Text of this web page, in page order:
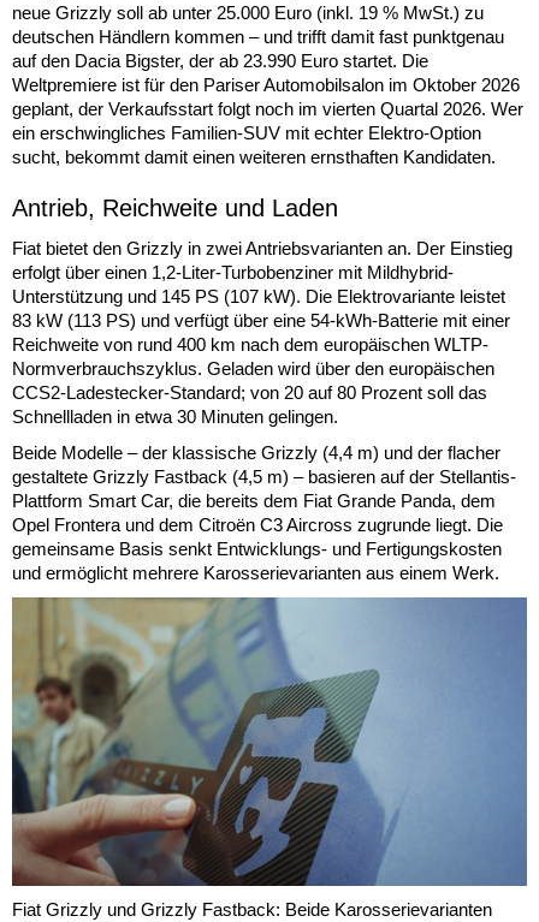
neue Grizzly soll ab unter 25.000 Euro (inkl. 19 % MwSt.) zu
deutschen Händlern kommen – und trifft damit fast punktgenau
auf den Dacia Bigster, der ab 23.990 Euro startet. Die
Weltpremiere ist für den Pariser Automobilsalon im Oktober 2026
geplant, der Verkaufsstart folgt noch im vierten Quartal 2026. Wer
ein erschwingliches Familien-SUV mit echter Elektro-Option
sucht, bekommt damit einen weiteren ernsthaften Kandidaten.
Antrieb, Reichweite und Laden
Fiat bietet den Grizzly in zwei Antriebsvarianten an. Der Einstieg
erfolgt über einen 1,2-Liter-Turbobenziner mit Mildhybrid-
Unterstützung und 145 PS (107 kW). Die Elektrovariante leistet
83 kW (113 PS) und verfügt über eine 54-kWh-Batterie mit einer
Reichweite von rund 400 km nach dem europäischen WLTP-
Normverbrauchszyklus. Geladen wird über den europäischen
CCS2-Ladestecker-Standard; von 20 auf 80 Prozent soll das
Schnellladen in etwa 30 Minuten gelingen.
Beide Modelle – der klassische Grizzly (4,4 m) und der flacher
gestaltete Grizzly Fastback (4,5 m) – basieren auf der Stellantis-
Plattform Smart Car, die bereits dem Fiat Grande Panda, dem
Opel Frontera und dem Citroën C3 Aircross zugrunde liegt. Die
gemeinsame Basis senkt Entwicklungs- und Fertigungskosten
und ermöglicht mehrere Karosserievarianten aus einem Werk.
Fiat Grizzly und Grizzly Fastback: Beide Karosserievarianten